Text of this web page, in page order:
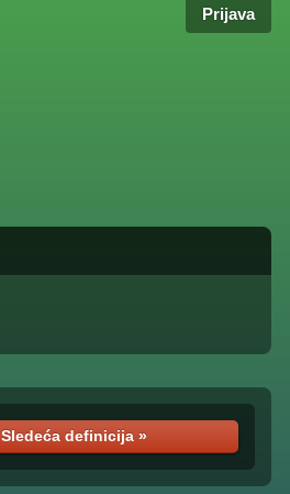
Prijava
Sledeća definicija »